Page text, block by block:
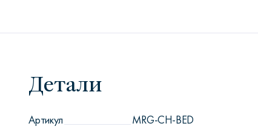
Детали
Артикул
MRG-CH-BED